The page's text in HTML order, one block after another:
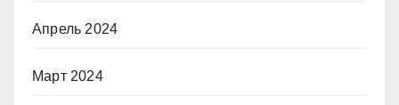
Апрель 2024
Март 2024